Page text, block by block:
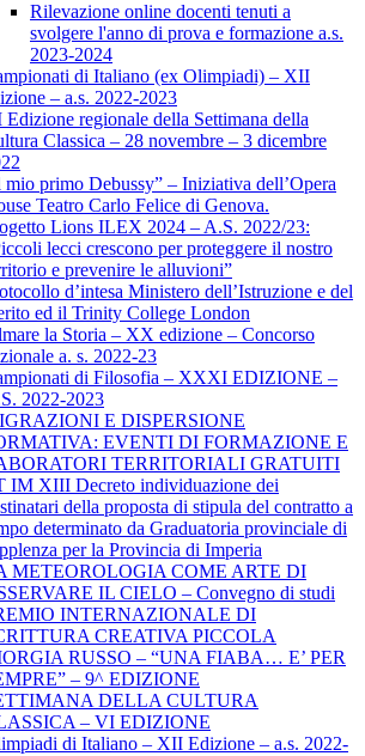
Rilevazione online docenti tenuti a
svolgere l'anno di prova e formazione a.s.
2023-2024
di Italiano (ex Olimpiadi) – XII
– a.s. 2022-2023
regionale della Settimana della
Classica – 28 novembre – 3 dicembre
mio primo Debussy” – Iniziativa dell’Opera
Teatro Carlo Felice di Genova.
Lions ILEX 2024 – A.S. 2022/23:
lecci crescono per proteggere il nostro
e prevenire le alluvioni”
d’intesa Ministero dell’Istruzione e del
ed il Trinity College London
la Storia – XX edizione – Concorso
a. s. 2022-23
di Filosofia – XXXI EDIZIONE –
2022-2023
E DISPERSIONE
EVENTI DI FORMAZIONE E
TERRITORIALI GRATUITI
IM XIII Decreto individuazione dei
della proposta di stipula del contratto a
determinato da Graduatoria provinciale di
per la Provincia di Imperia
METEOROLOGIA COME ARTE DI
IL CIELO – Convegno di studi
INTERNAZIONALE DI
CREATIVA PICCOLA
RUSSO – “UNA FIABA… E’ PER
– 9^ EDIZIONE
DELLA CULTURA
– VI EDIZIONE
di Italiano – XII Edizione – a.s. 2022-